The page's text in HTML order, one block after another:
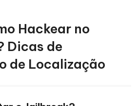
Hackear no
Dicas de
de Localização